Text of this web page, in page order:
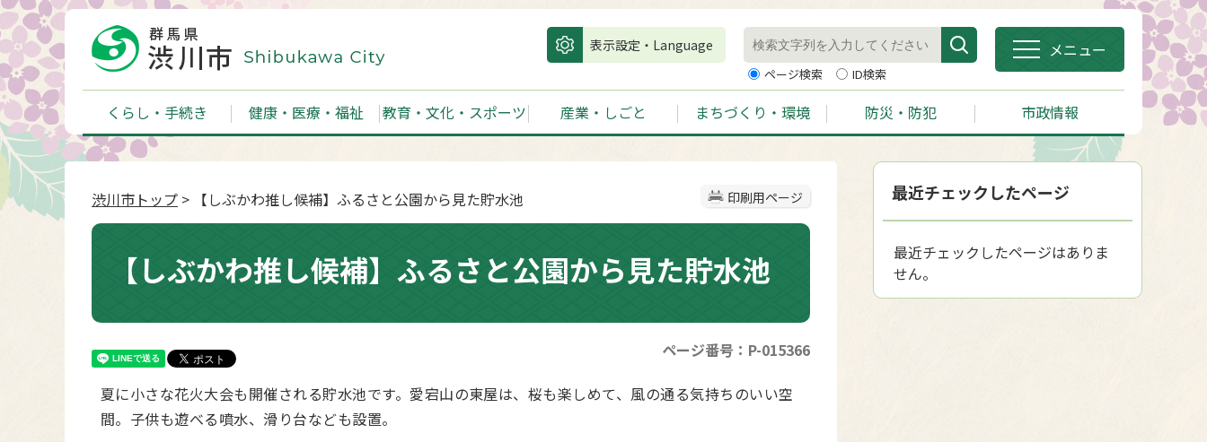
表示設定・Language
ページ検索 ID検索
メニュー
くらし・手続き 健康・医療・福祉 教育・文化・スポーツ 産業・しごと まちづくり・環境 防災・防犯 市政情報
印刷用ページ
渋川市トップ > 【しぶかわ推し候補】ふるさと公園から見た貯水池
【しぶかわ推し候補】ふるさと公園から見た貯水池
ページ番号：P-015366
夏に小さな花火大会も開催される貯水池です。愛宕山の東屋は、桜も楽しめて、風の通る気持ちのいい空
間。子供も遊べる噴水、滑り台なども設置。
最近チェックしたページ
最近チェックしたページはありま
せん。